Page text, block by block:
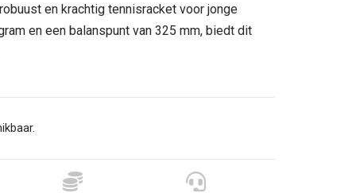
en krachtig tennisracket voor jonge
en een balanspunt van 325 mm, biedt dit
 